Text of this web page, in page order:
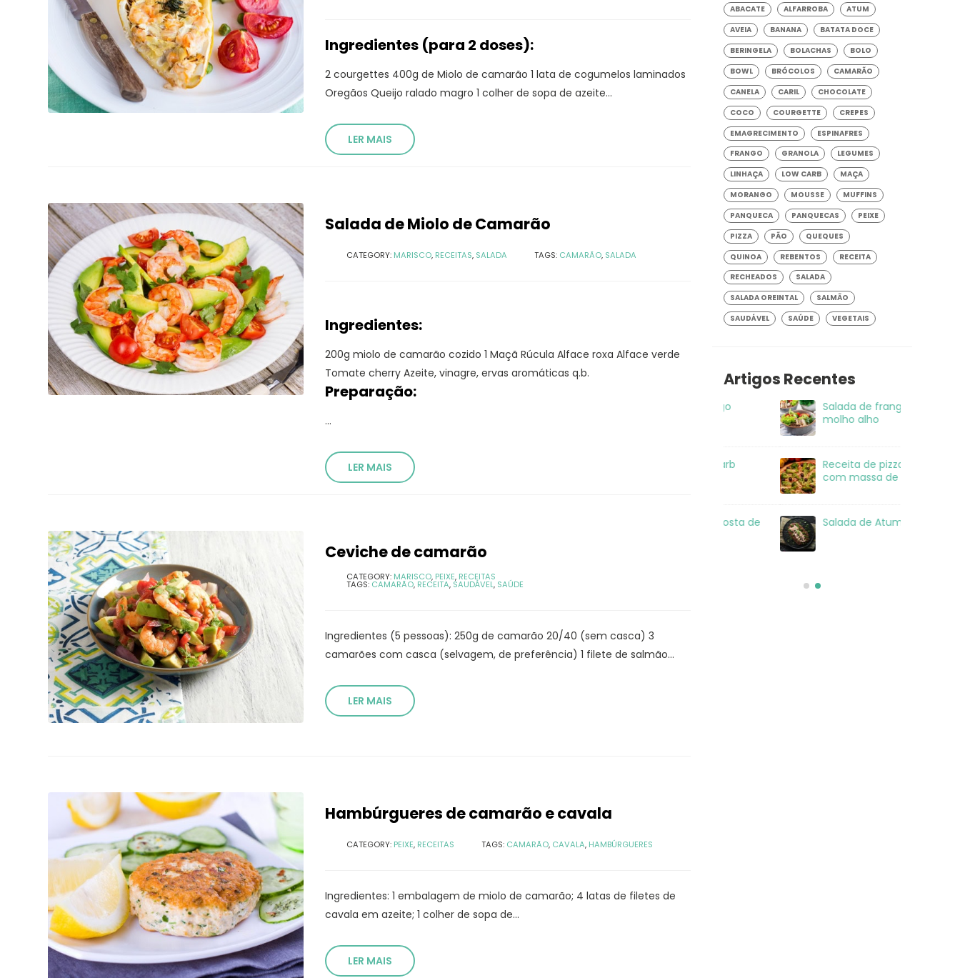
Ingredientes (para 2 doses):
2 courgettes 400g de Miolo de camarão 1 lata de cogumelos laminados
Oregãos Queijo ralado magro 1 colher de sopa de azeite...
LER MAIS
Salada de Miolo de Camarão
CATEGORY: MARISCO, RECEITAS, SALADA TAGS: CAMARÃO, SALADA
Ingredientes:
200g miolo de camarão cozido 1 Maçã Rúcula Alface roxa Alface verde
Tomate cherry Azeite, vinagre, ervas aromáticas q.b.
Preparação:
...
LER MAIS
Ceviche de camarão
CATEGORY: MARISCO, PEIXE, RECEITAS
TAGS: CAMARÃO, RECEITA, SAUDÁVEL, SAÚDE
Ingredientes (5 pessoas): 250g de camarão 20/40 (sem casca) 3
camarões com casca (selvagem, de preferência) 1 filete de salmão...
LER MAIS
Hambúrgueres de camarão e cavala
CATEGORY: PEIXE, RECEITAS TAGS: CAMARÃO, CAVALA, HAMBÚRGUERES
Ingredientes: 1 embalagem de miolo de camarão; 4 latas de filetes de
cavala em azeite; 1 colher de sopa de...
LER MAIS
ABACATE ALFARROBA
ATUM
AVEIA
BANANA
BATATA DOCE
BERINGELA
BOLACHAS
BOLO
BOWL
BRÓCOLOS
CAMARÃO
CANELA
CARIL
CHOCOLATE
COCO
COURGETTE
CREPES
EMAGRECIMENTO
ESPINAFRES
FRANGO
GRANOLA
LEGUMES
LINHAÇA
LOW CARB
MAÇA
MORANGO
MOUSSE
MUFFINS
PANQUECA
PANQUECAS
PEIXE
PIZZA
PÃO
QUEQUES
QUINOA
REBENTOS
RECEITA
RECHEADOS
SALADA
SALADA OREINTAL
SALMÃO
SAUDÁVEL
SAÚDE VEGETAIS
Artigos Recentes
sésamo
Receita de pizza low carb
com massa de frango
Salada de frango ao
molho alho
Receita de pizza low carb
com massa de frango
Salada de Atum